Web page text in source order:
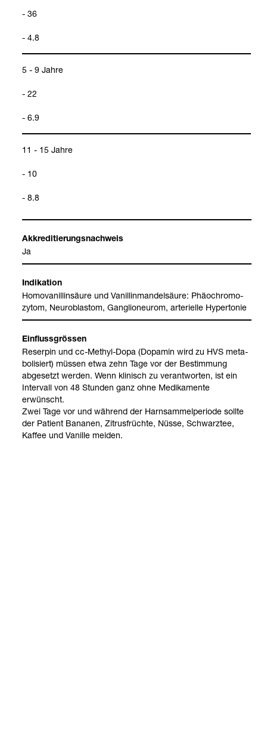
- 36
- 4.8
5 - 9 Jahre
- 22
- 6.9
11 - 15 Jahre
- 10
- 8.8
Akkre­di­tie­rungs­nach­weis
Ja
Indi­ka­tion
Homo­va­nil­lin­säure und Vanil­lin­man­del­säure: Phäo­ch­ro­mo­
zy­tom, Neu­ro­blas­tom, Gan­glio­neurom, arte­ri­elle Hyper­to­nie
Ein­fluss­grös­sen
Reser­pin und cc-​Methyl-​Dopa (Dopa­min wird zu HVS meta­
bo­li­siert) müs­sen etwa zehn Tage vor der Bestim­mung
abge­setzt wer­den. Wenn kli­nisch zu ver­ant­wor­ten, ist ein
Inter­vall von 48 Stun­den ganz ohne Medi­ka­mente
erwünscht.
Zwei Tage vor und wäh­rend der Harn­sam­mel­pe­ri­ode sollte
der Pati­ent Bana­nen, Zitrus­früchte, Nüsse, Schwarz­tee,
Kaf­fee und Vanille mei­den.
Katecho­l­amine
Katecho­l­amine
und ihre Meta­
VMS (Vanil­lin­man­